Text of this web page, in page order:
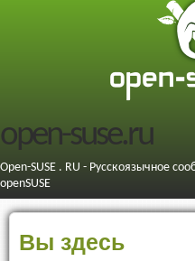
open-suse.ru
Open-SUSE . RU - Русскоязычное
openSUSE
Вы здесь